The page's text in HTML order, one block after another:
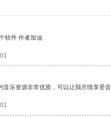
软件 作者加油
音乐资源非常优质，可以让我尽情享受音